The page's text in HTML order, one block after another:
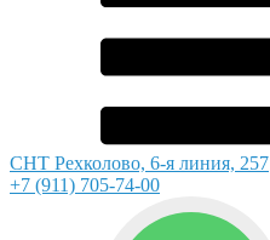
СНТ Рехколово, 6-я линия, 257
+7 (911) 705-74-00